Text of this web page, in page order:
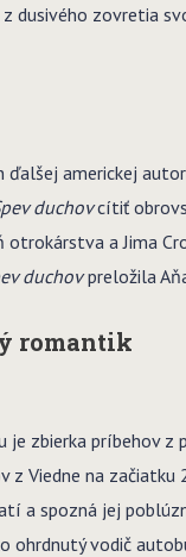
dusivého zovretia
ďalšej americkej
duchovcítiť
otrokárstva a Jima
duchovpreložila
romantik
je zbierka príbehov
z Viedne na začiatku
a spozná jej
ohrdnutý vodič